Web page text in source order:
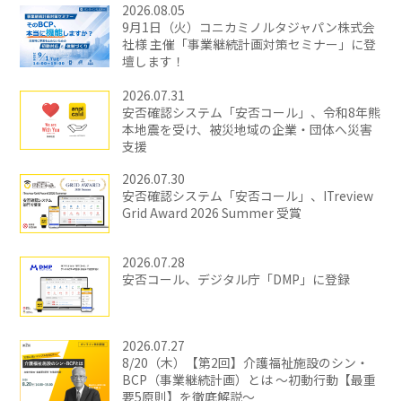
2026.08.05
9月1日（火）コニカミノルタジャパン株式会
社様 主催「事業継続計画対策セミナー」に登
壇します！
2026.07.31
安否確認システム「安否コール」、令和8年熊
本地震を受け、被災地域の企業・団体へ災害
支援
2026.07.30
安否確認システム「安否コール」、ITreview
Grid Award 2026 Summer 受賞
2026.07.28
安否コール、デジタル庁「DMP」に登録
2026.07.27
8/20（木）【第2回】介護福祉施設のシン・
BCP（事業継続計画）とは ～初動行動【最重
要5原則】を徹底解説～